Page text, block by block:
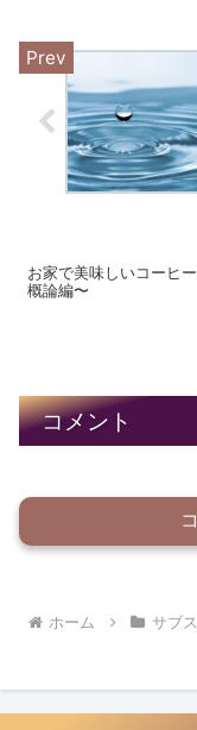
お家で美味しいコーヒ
概論編〜
コメント
ホーム サブ